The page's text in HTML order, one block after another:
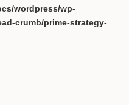
wordpress/wp-
crumb/prime-strategy-